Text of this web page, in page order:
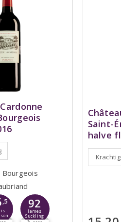
Bourgeois
,5 92
James
Suckling
Saint-
halve